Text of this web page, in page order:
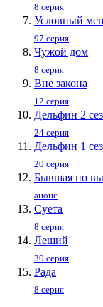
8 серия
Условный
97 серия
Чужой дом
8 серия
Вне закона
12 серия
Дельфин 2
24 серия
Дельфин 1
20 серия
Бывшая по
анонс
Суета
8 серия
Леший
30 серия
Рада
8 серия